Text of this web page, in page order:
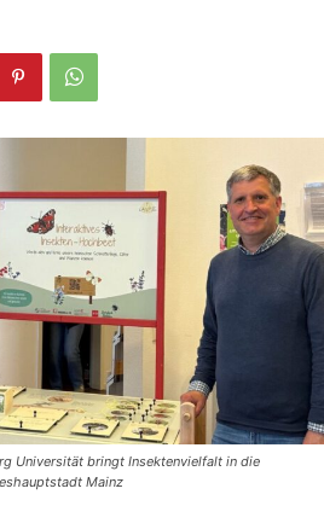
Universität bringt Insektenvielfalt in die
Mainz